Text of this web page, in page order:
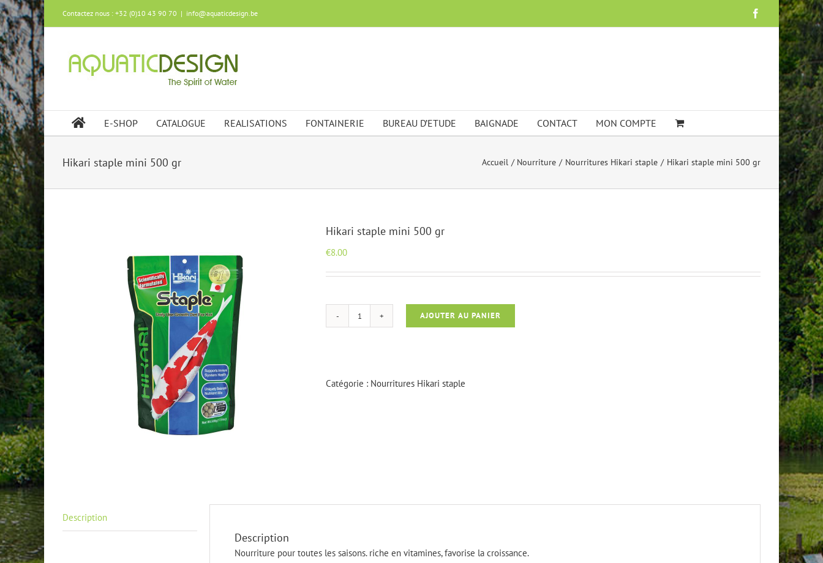
Skip
to
content
Contactez nous : +32 (0)10 43 90 70 | info@aquaticdesign.be Facebook
E-SHOP CATALOGUE REALISATIONS FONTAINERIE BUREAU D’ETUDE BAIGNADE CONTACT MON COMPTE
Hikari staple mini 500 gr Accueil Nourriture Nourritures Hikari staple Hikari staple mini 500 gr
Hikari staple mini 500 gr
€8.00
quantité
mini
AJOUTER AU PANIER
Catégorie : Nourritures Hikari staple
Description
Description
Nourriture pour toutes les saisons. riche en vitamines, favorise la croissance.